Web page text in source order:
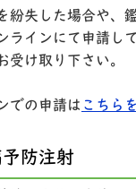
紛失した場合や、
ラインにて申請し
受け取り下さい
での申請は こちら
防注射